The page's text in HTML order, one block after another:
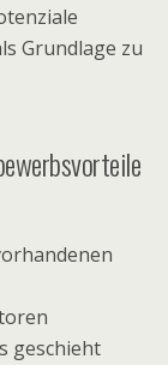
Grundlage zu
geschieht